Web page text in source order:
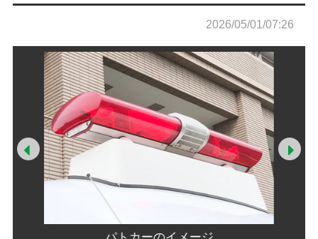
2026/05/01/07:26
Prev